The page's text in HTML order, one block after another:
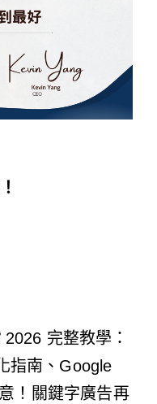
完整教學：
指南 、Google
！關鍵字廣告再